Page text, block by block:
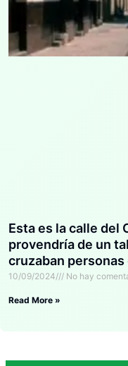
Esta es la calle del
provendría de un
cruzaban
10/09/2024 No hay
Read More »